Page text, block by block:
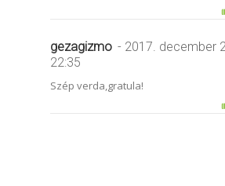
gezagizmo - 2017. december
22:35
Szép verda,gratula!